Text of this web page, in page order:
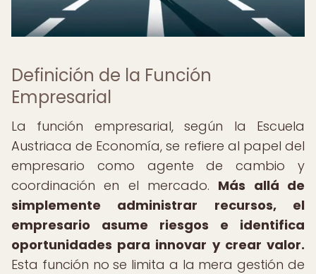
Definición de la Función
Empresarial
La función empresarial, según la Escuela
Austriaca de Economía, se refiere al papel del
empresario como agente de cambio y
coordinación en el mercado. Más allá de
simplemente administrar recursos, el
empresario asume riesgos e identifica
oportunidades para innovar y crear valor.
Esta función no se limita a la mera gestión de